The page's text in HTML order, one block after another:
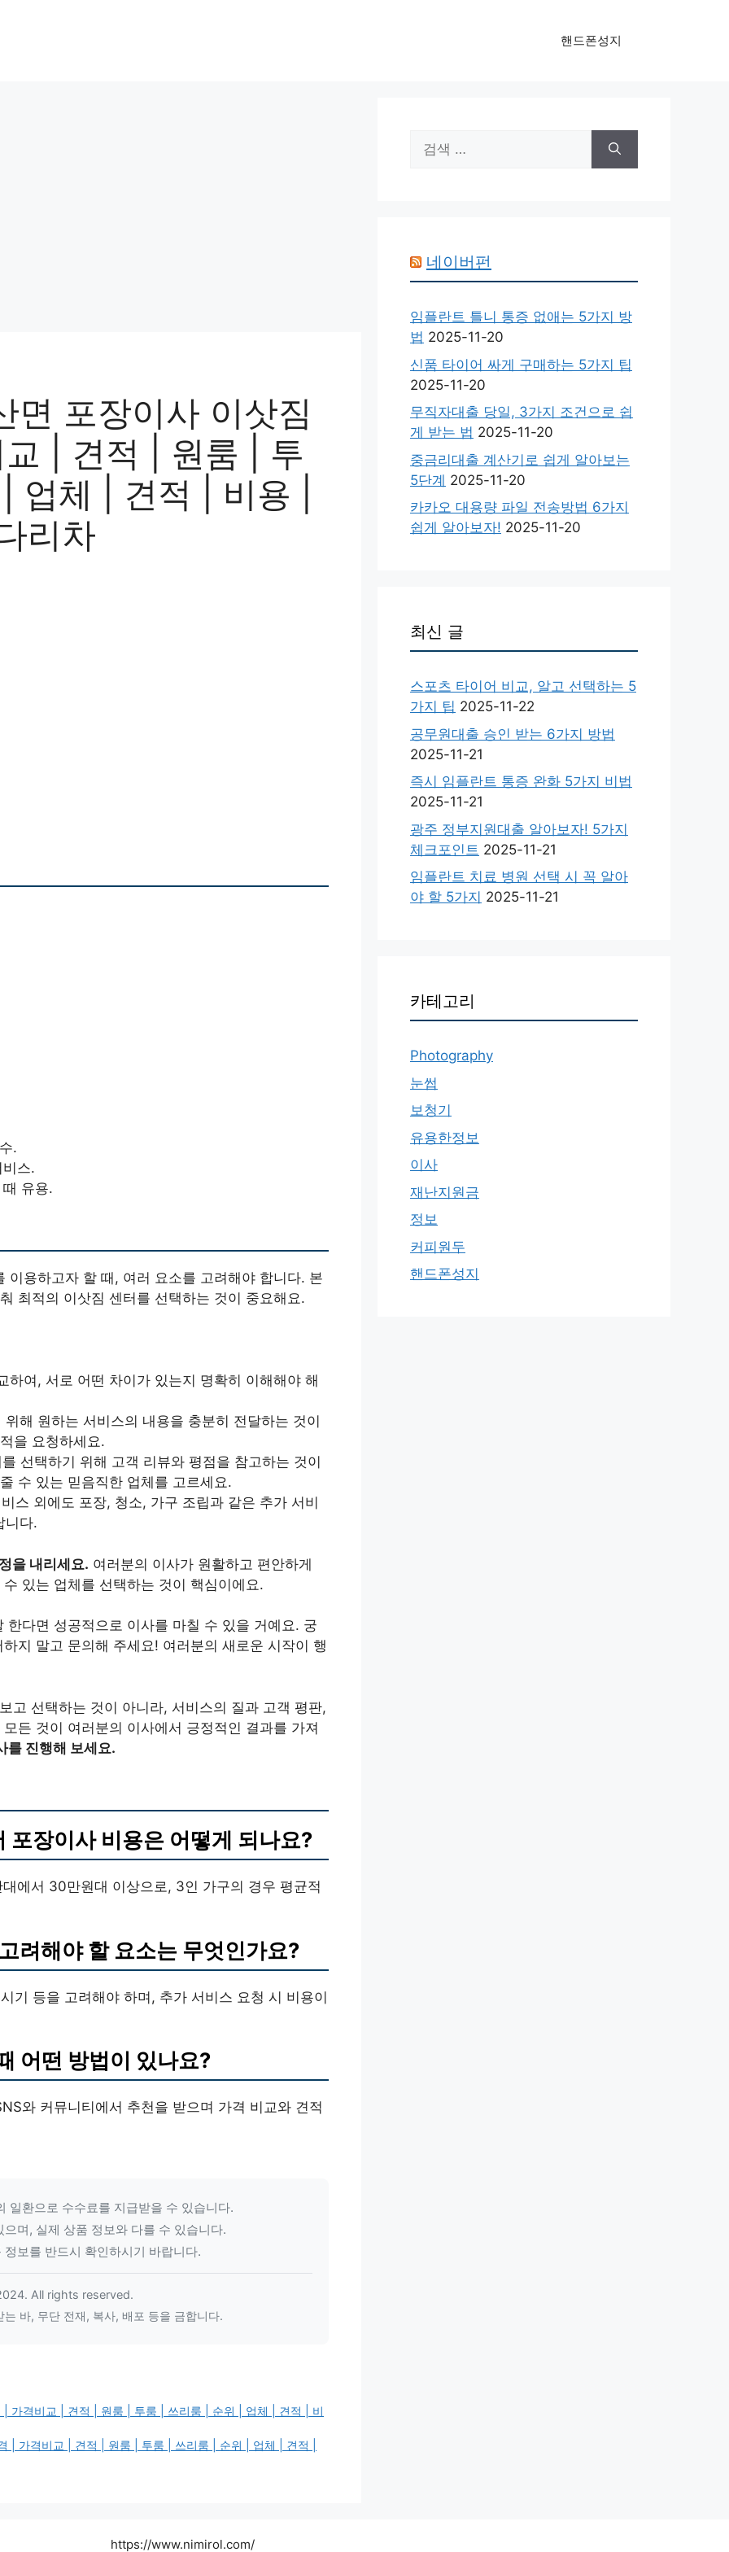
핸드폰성지
면 포장이사 이삿짐
| 견적 | 원룸 | 투
업체 | 견적 | 비용 |
리차
.
스.
유용.
이용하고자 할 때, 여러 요소를 고려해야 합니다. 본
최적의 이삿짐 센터를 선택하는 것이 중요해요.
하여, 서로 어떤 차이가 있는지 명확히 이해해야 해
해 원하는 서비스의 내용을 충분히 전달하는 것이
을 요청하세요.
선택하기 위해 고객 리뷰와 평점을 참고하는 것이
수 있는 믿음직한 업체를 고르세요.
스 외에도 포장, 청소, 가구 조립과 같은 추가 서비
니다.
을 내리세요. 여러분의 이사가 원활하고 편안하게
있는 업체를 선택하는 것이 핵심이에요.
다면 성공적으로 이사를 마칠 수 있을 거예요. 궁
지 말고 문의해 주세요! 여러분의 새로운 시작이 행
고 선택하는 것이 아니라, 서비스의 질과 고객 평판,
든 것이 여러분의 이사에서 긍정적인 결과를 가져
를 진행해 보세요.
포장이사 비용은 어떻게 되나요?
에서 30만원대 이상으로, 3인 가구의 경우 평균적
려해야 할 요소는 무엇인가요?
기 등을 고려해야 하며, 추가 서비스 요청 시 비용이
어떤 방법이 있나요?
와 커뮤니티에서 추천을 받으며 가격 비교와 견적
일환으로 수수료를 지급받을 수 있습니다.
며, 실제 상품 정보와 다를 수 있습니다.
보를 반드시 확인하시기 바랍니다.
All rights reserved.
바, 무단 전재, 복사, 배포 등을 금합니다.
| 가격비교 | 견적 | 원룸 | 투룸 | 쓰리룸 | 순위 | 업체 | 견적 | 비
| 가격비교 | 견적 | 원룸 | 투룸 | 쓰리룸 | 순위 | 업체 | 견적 |
색:
네이버펀
임플란트 틀니 통증 없애는 5가지 방
법 2025-11-20
신품 타이어 싸게 구매하는 5가지 팁
2025-11-20
무직자대출 당일, 3가지 조건으로 쉽
게 받는 법 2025-11-20
중금리대출 계산기로 쉽게 알아보는
5단계 2025-11-20
카카오 대용량 파일 전송방법 6가지
쉽게 알아보자! 2025-11-20
최신 글
스포츠 타이어 비교, 알고 선택하는 5
가지 팁 2025-11-22
공무원대출 승인 받는 6가지 방법
2025-11-21
즉시 임플란트 통증 완화 5가지 비법
2025-11-21
광주 정부지원대출 알아보자! 5가지
체크포인트 2025-11-21
임플란트 치료 병원 선택 시 꼭 알아
야 할 5가지 2025-11-21
카테고리
Photography
눈썹
보청기
유용한정보
이사
재난지원금
정보
커피원두
핸드폰성지
https://www.nimirol.com/